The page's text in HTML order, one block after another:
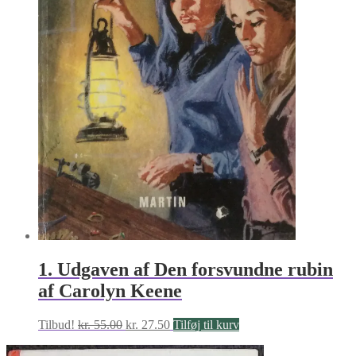
1. Udgaven af Den forsvundne rubin
af Carolyn Keene
Tilbud! kr.55.00 Den
pris
kr. 27.50Den
pris
Tilføj til kurv